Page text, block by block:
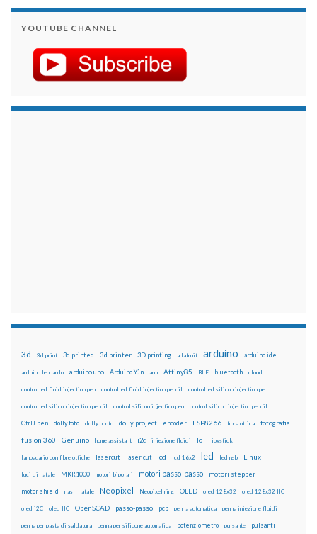
YOUTUBE CHANNEL
3d 3d print 3d printed 3d printer 3D printing adafruit arduino arduino ide
arduino leonardo arduino uno Arduino Yún arm Attiny85 BLE bluetooth cloud
controlled fluid injection pen controlled fluid injection pencil controlled silicon injection pen
controlled silicon injection pencil control silicon injection pen control silicon injection pencil
CtrlJ pen dolly foto dolly photo dolly project encoder ESP8266 fibra ottica fotografia
fusion 360 Genuino home assistant i2c iniezione fluidi IoT joystick
lampadario con fibre ottiche lasercut laser cut lcd lcd 16x2 led led rgb Linux
luci di natale MKR1000 motori bipolari motori passo-passo motori stepper
motor shield nas natale Neopixel Neopixel ring OLED oled 128x32 oled 128x32 IIC
oled i2C oled IIC OpenSCAD passo-passo pcb penna automatica penna iniezione fluidi
penna per pasta di saldatura penna per silicone automatica potenziometro pulsante pulsanti